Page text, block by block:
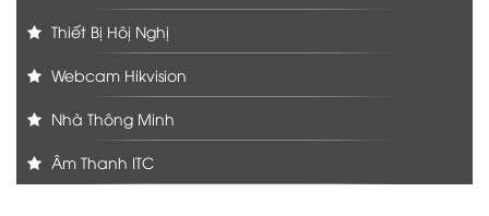
Thiết Bị Hôị Nghị
Webcam Hikvision
Nhà Thông Minh
Âm Thanh ITC